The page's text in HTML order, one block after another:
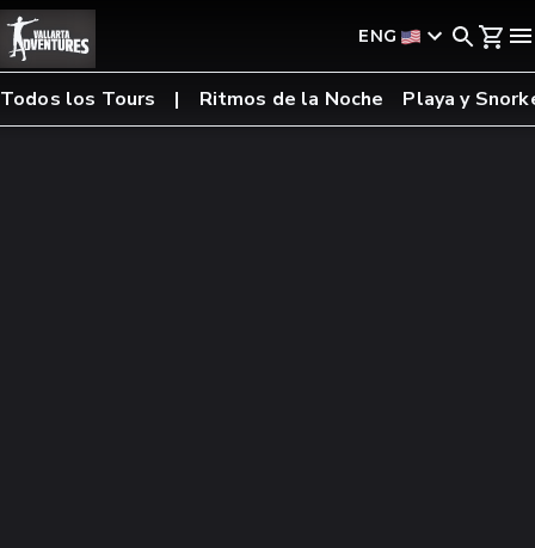
ENG
Todos los Tours Ritmos de la Noche Playa y